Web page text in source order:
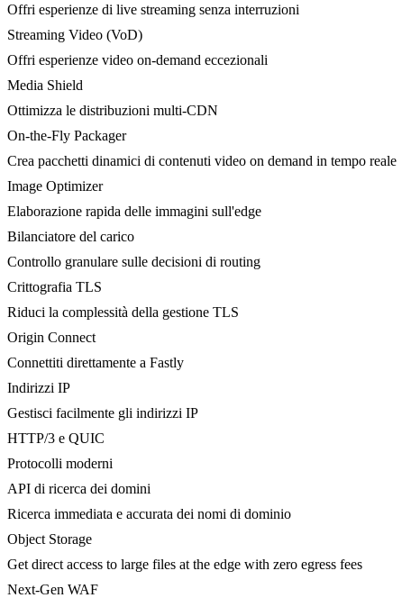
Offri esperienze di live streaming senza interruzioni
Streaming Video (VoD)
Offri esperienze video on-demand eccezionali
Media Shield
Ottimizza le distribuzioni multi-CDN
On-the-Fly Packager
Crea pacchetti dinamici di contenuti video on demand in tempo reale
Image Optimizer
Elaborazione rapida delle immagini sull'edge
Bilanciatore del carico
Controllo granulare sulle decisioni di routing
Crittografia TLS
Riduci la complessità della gestione TLS
Origin Connect
Connettiti direttamente a Fastly
Indirizzi IP
Gestisci facilmente gli indirizzi IP
HTTP/3 e QUIC
Protocolli moderni
API di ricerca dei domini
Ricerca immediata e accurata dei nomi di dominio
Object Storage
Get direct access to large files at the edge with zero egress fees
Next-Gen WAF